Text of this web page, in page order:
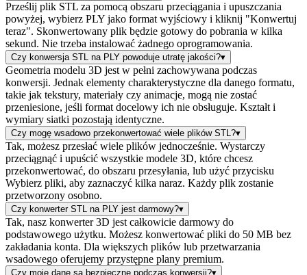
Prześlij plik STL za pomocą obszaru przeciągania i upuszczania
powyżej, wybierz PLY jako format wyjściowy i kliknij "Konwertuj
teraz". Skonwertowany plik będzie gotowy do pobrania w kilka
sekund. Nie trzeba instalować żadnego oprogramowania.
Czy konwersja STL na PLY powoduje utratę jakości?▾
Geometria modelu 3D jest w pełni zachowywana podczas
konwersji. Jednak elementy charakterystyczne dla danego formatu,
takie jak tekstury, materiały czy animacje, mogą nie zostać
przeniesione, jeśli format docelowy ich nie obsługuje. Kształt i
wymiary siatki pozostają identyczne.
Czy mogę wsadowo przekonwertować wiele plików STL?▾
Tak, możesz przesłać wiele plików jednocześnie. Wystarczy
przeciągnąć i upuścić wszystkie modele 3D, które chcesz
przekonwertować, do obszaru przesyłania, lub użyć przycisku
Wybierz pliki, aby zaznaczyć kilka naraz. Każdy plik zostanie
przetworzony osobno.
Czy konwerter STL na PLY jest darmowy?▾
Tak, nasz konwerter 3D jest całkowicie darmowy do
podstawowego użytku. Możesz konwertować pliki do 50 MB bez
zakładania konta. Dla większych plików lub przetwarzania
wsadowego oferujemy przystępne plany premium.
Czy moje dane są bezpieczne podczas konwersji?▾